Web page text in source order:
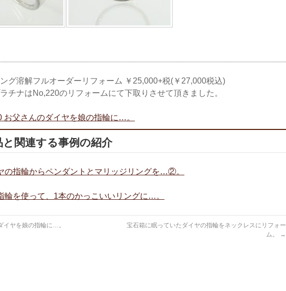
グ溶解フルオーダーリフォーム ￥25,000+税(￥27,000税込)
チナはNo,220のリフォームにて下取りさせて頂きました。
お父さんのダイヤを娘の指輪に…。
と関連する事例の紹介
の指輪からペンダントとマリッジリングを…②。
輪を使って、1本のかっこいいリングに…。
イヤを娘の指輪に…。
宝石箱に眠っていたダイヤの指輪をネックレスにリフォー
ム。
→